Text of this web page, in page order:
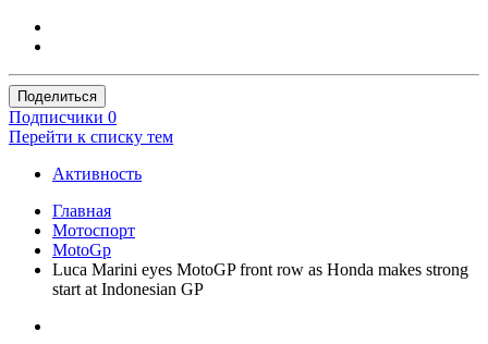
Поделиться
Подписчики 0
Перейти к списку тем
Активность
Главная
Мотоспорт
MotoGp
Luca Marini eyes MotoGP front row as Honda makes strong
start at Indonesian GP